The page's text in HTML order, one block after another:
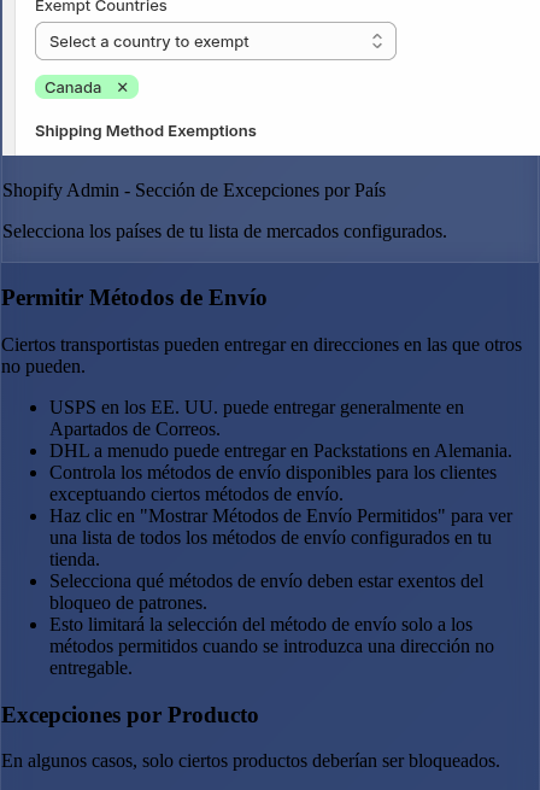
Shopify Admin - Sección de Excepciones por País
Selecciona los países de tu lista de mercados configurados.
Permitir Métodos de Envío
Ciertos transportistas pueden entregar en direcciones en las que otros
no pueden.
USPS en los EE. UU. puede entregar generalmente en
Apartados de Correos.
DHL a menudo puede entregar en Packstations en Alemania.
Controla los métodos de envío disponibles para los clientes
exceptuando ciertos métodos de envío.
Haz clic en "Mostrar Métodos de Envío Permitidos" para ver
una lista de todos los métodos de envío configurados en tu
tienda.
Selecciona qué métodos de envío deben estar exentos del
bloqueo de patrones.
Esto limitará la selección del método de envío solo a los
métodos permitidos cuando se introduzca una dirección no
entregable.
Excepciones por Producto
En algunos casos, solo ciertos productos deberían ser bloqueados.